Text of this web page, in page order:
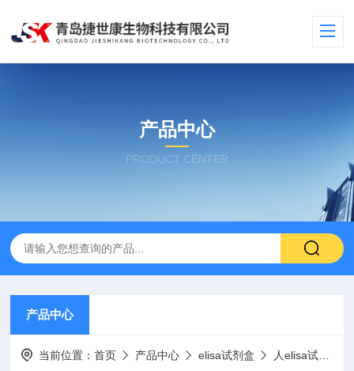
产品中心
PRODUCT CENTER
产品中心
当前位置：首页 产品中心 elisa试剂盒 人elisa试剂盒